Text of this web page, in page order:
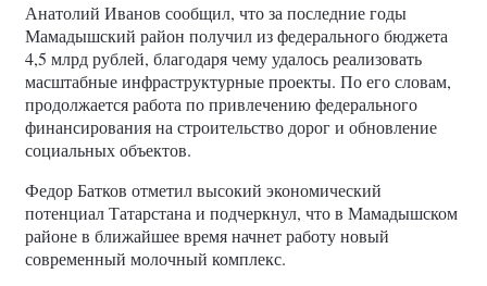
Анатолий Иванов сообщил, что за последние годы
Мамадышский район получил из федерального бюджета
4,5 млрд рублей, благодаря чему удалось реализовать
масштабные инфраструктурные проекты. По его словам,
продолжается работа по привлечению федерального
финансирования на строительство дорог и обновление
социальных объектов.
Федор Батков отметил высокий экономический
потенциал Татарстана и подчеркнул, что в Мамадышском
районе в ближайшее время начнет работу новый
современный молочный комплекс.